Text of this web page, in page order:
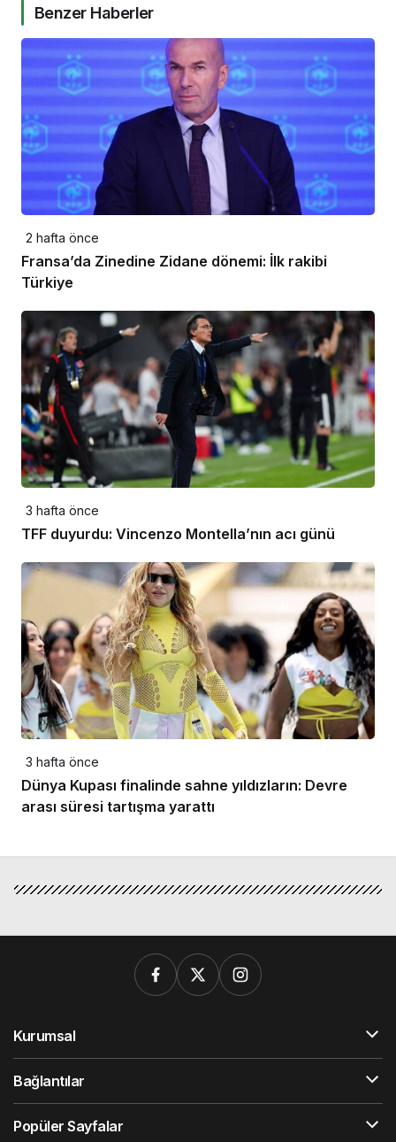
Benzer Haberler
2 hafta önce
Fransa’da Zinedine Zidane dönemi: İlk rakibi
Türkiye
3 hafta önce
TFF duyurdu: Vincenzo Montella’nın acı günü
3 hafta önce
Dünya Kupası finalinde sahne yıldızların: Devre
arası süresi tartışma yarattı
Kurumsal
Bağlantılar
Popüler Sayfalar